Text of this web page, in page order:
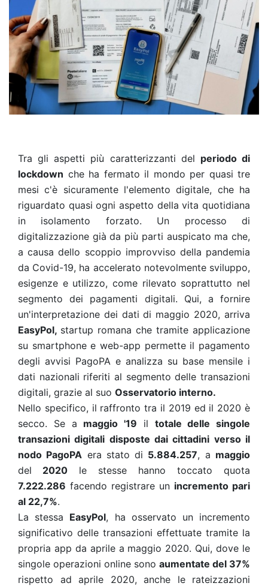
Tra gli aspetti più caratterizzanti del periodo di
lockdown che ha fermato il mondo per quasi tre
mesi c'è sicuramente l'elemento digitale, che ha
riguardato quasi ogni aspetto della vita quotidiana
in isolamento forzato. Un processo di
digitalizzazione già da più parti auspicato ma che,
a causa dello scoppio improvviso della pandemia
da Covid-19, ha accelerato notevolmente sviluppo,
esigenze e utilizzo, come rilevato soprattutto nel
segmento dei pagamenti digitali. Qui, a fornire
un'interpretazione dei dati di maggio 2020, arriva
EasyPol, startup romana che tramite applicazione
su smartphone e web-app permette il pagamento
degli avvisi PagoPA e analizza su base mensile i
dati nazionali riferiti al segmento delle transazioni
digitali, grazie al suo Osservatorio interno.
Nello specifico, il raffronto tra il 2019 ed il 2020 è
secco. Se a maggio '19 il totale delle singole
transazioni digitali disposte dai cittadini verso il
nodo PagoPA era stato di 5.884.257, a maggio
del 2020 le stesse hanno toccato quota
7.222.286 facendo registrare un incremento pari
al 22,7%.
La stessa EasyPol, ha osservato un incremento
significativo delle transazioni effettuate tramite la
propria app da aprile a maggio 2020. Qui, dove le
singole operazioni online sono aumentate del 37%
rispetto ad aprile 2020, anche le rateizzazioni